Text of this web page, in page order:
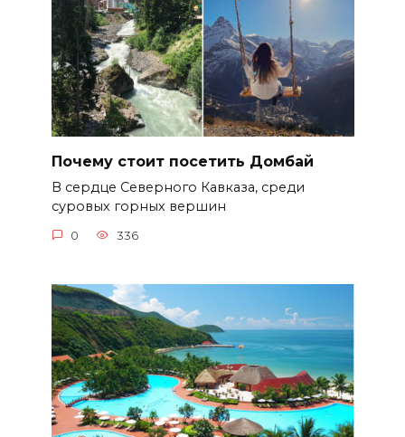
Почему стоит посетить Домбай
В сердце Северного Кавказа, среди
суровых горных вершин
0 336